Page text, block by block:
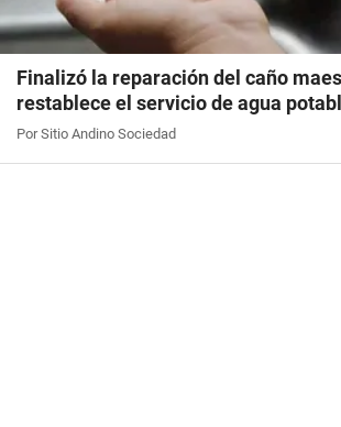
Finalizó la reparación del caño
restablece el servicio de agua
Por Sitio Andino Sociedad